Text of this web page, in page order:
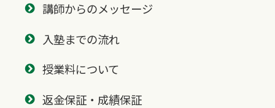
講師からのメッセージ
入塾までの流れ
授業料について
返金保証・成績保証